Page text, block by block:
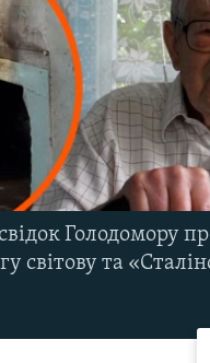
Голодомору
світову та